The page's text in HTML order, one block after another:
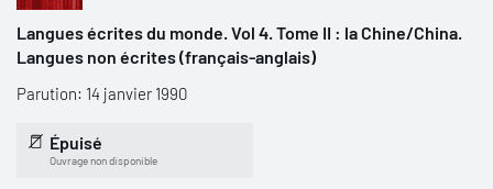
Langues écrites du monde. Vol 4. Tome II : la Chine/China.
Langues non écrites (français-anglais)
Parution: 14 janvier 1990
Épuisé
Ouvrage non disponible